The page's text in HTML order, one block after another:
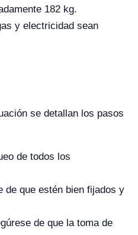
182 kg.
y electricidad sean
se detallan los pasos
de todos los
de que estén bien fijados y
de que la toma de